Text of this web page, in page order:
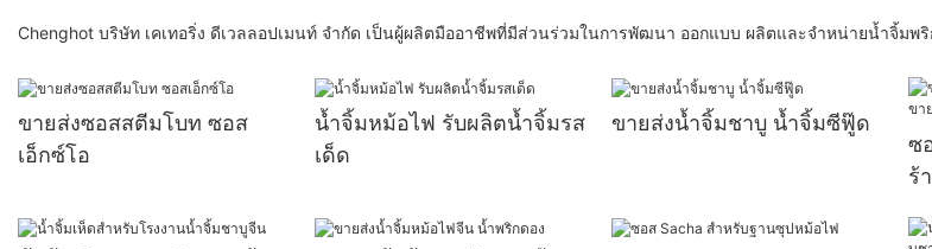
Chenghot บริษัท เคเทอริ่ง ดีเวลลอปเมนท์ จำกัด เป็นผู้ผลิตมืออาชีพที่มีส่วนร่วมในการพัฒนา ออกแบบ ผลิตและจำหน่ายน้ำจิ้มพ
ขายส่งซอสสตีมโบท ซอส
เอ็กซ์โอ
น้ำจิ้มหม้อไฟ รับผลิตน้ำจิ้มรส
เด็ด
ขายส่งน้ำจิ้มชาบู น้ำจิ้มซีฟู๊ด
ซ
ร้